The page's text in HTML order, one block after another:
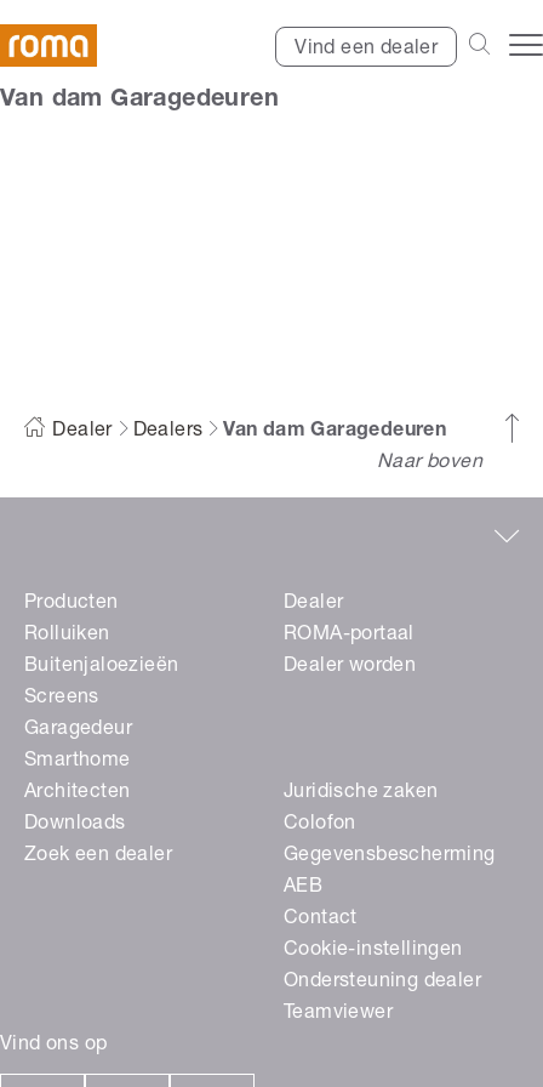
Vind een dealer
Van dam Garagedeuren
Dealer Dealers
Van dam Garagedeuren
Naar boven
Vind ons op
Producten
Rolluiken
Buitenjaloezieën
Screens
Garagedeur
Smarthome
Dealer
ROMA-portaal
Dealer worden
Architecten
Downloads
Zoek een dealer
Juridische zaken
Colofon
Gegevensbescherming
AEB
Contact
Cookie-instellingen
Ondersteuning dealer
Teamviewer